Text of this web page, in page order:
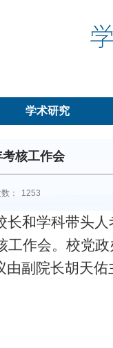
学术研究
核工作会
： 1253
和学科带头人
工作会。校党政
由副院长胡天佑